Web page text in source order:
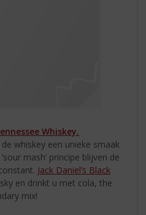
Whiskey.
whiskey een unieke smaak
mash’ principe blijven de
Jack Daniel’s Black
en drinkt u met cola, the
mix!